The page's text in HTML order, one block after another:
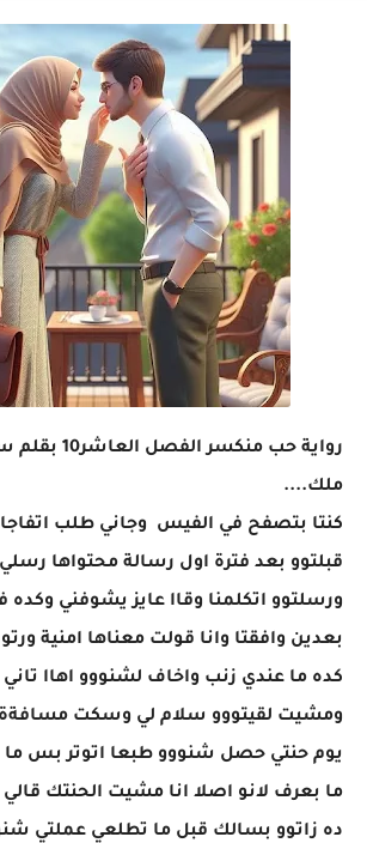
رواية حب منكسر الفصل العاشر10 بقلم سهير أحمد
ملك....
كنتا بتصفح في الفيس وجاني طلب
قبلتوو بعد فترة اول رسالة محتواها
ورسلتوو اتكلمنا وقاا عايز يشوفني وكده
بعدين وافقتا وانا قولت معناها امنية
كده ما عندي زنب واخاف لشنووو اهاا تاني
ومشيت لقيتووو سلام لي وسكت مسافةةة
يوم حنتي حصل شنووو طبعا اتوتر بس ما
ما بعرف لانو اصلا انا مشيت الحنتك
ده زاتوو بسالك قبل ما تطلعي عملتي